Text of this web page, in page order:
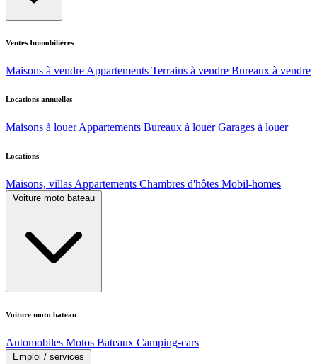
Ventes Immobilières
Maisons à vendre Appartements Terrains à vendre Bureaux à vendre
Locations annuelles
Maisons à louer Appartements Bureaux à louer Garages à louer
Locations
Maisons, villas Appartements Chambres d'hôtes Mobil-homes
Voiture moto bateau
Voiture moto bateau
Automobiles Motos Bateaux Camping-cars
Emploi / services